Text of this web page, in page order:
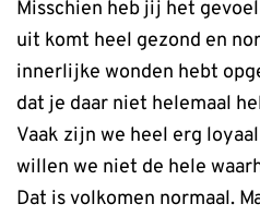
Misschien heb jij het
uit komt heel gezond en
innerlijke wonden hebt
dat je daar niet helemaal
Vaak zijn we heel erg
willen we niet de hele
Dat is volkomen normaal.